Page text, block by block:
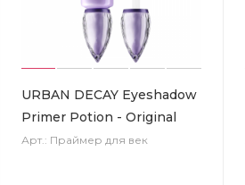
URBAN DECAY Eyeshadow
Primer Potion - Original
Арт.: Праймер для век